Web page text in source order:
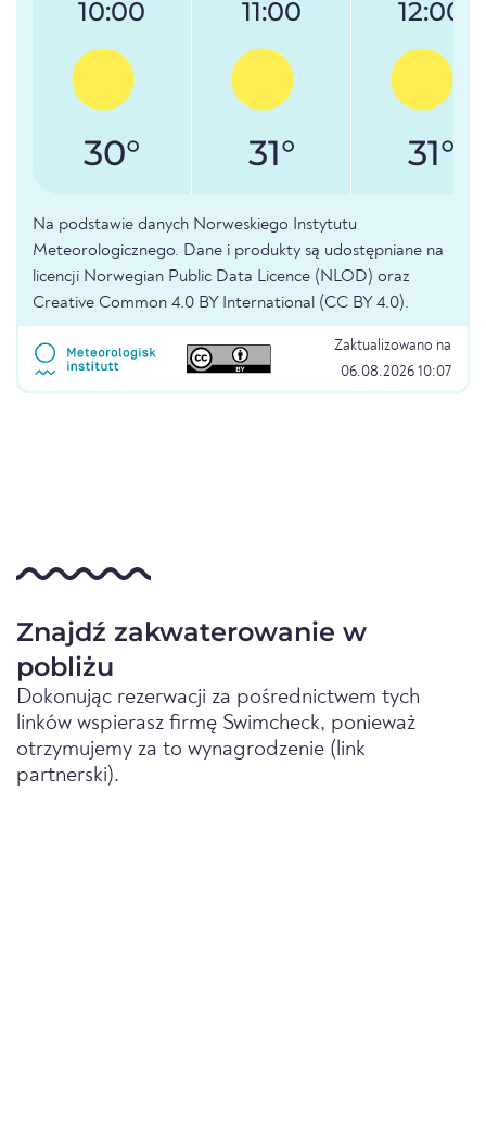
10:00
30°
11:00
31°
12:00
31°
Na podstawie danych Norweskiego Instytutu
Meteorologicznego. Dane i produkty są udostępniane na
licencji Norwegian Public Data Licence (NLOD) oraz
Creative Common 4.0 BY International (CC BY 4.0).
Zaktualizowano na
06.08.2026 10:07
Znajdź zakwaterowanie w
pobliżu
Dokonując rezerwacji za pośrednictwem tych
linków wspierasz firmę Swimcheck, ponieważ
otrzymujemy za to wynagrodzenie (link
partnerski).